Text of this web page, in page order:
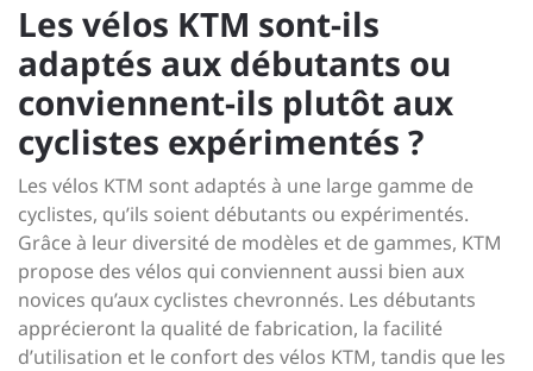
Les vélos KTM sont-ils
adaptés aux débutants ou
conviennent-ils plutôt aux
cyclistes expérimentés ?
Les vélos KTM sont adaptés à une large gamme de
cyclistes, qu’ils soient débutants ou expérimentés.
Grâce à leur diversité de modèles et de gammes, KTM
propose des vélos qui conviennent aussi bien aux
novices qu’aux cyclistes chevronnés. Les débutants
apprécieront la qualité de fabrication, la facilité
d’utilisation et le confort des vélos KTM, tandis que les